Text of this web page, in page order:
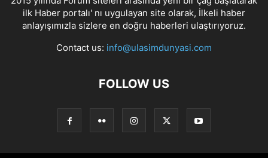
ilk Haber portalı' nı uygulayan site olarak, İlkeli haber
anlayışımızla sizlere en doğru haberleri ulaştırıyoruz.
Contact us: info@ulasimdunyasi.com
FOLLOW US